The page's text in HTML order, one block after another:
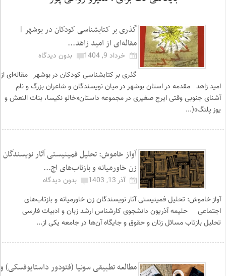
گذری بر کتابشناسی کودکان در بوشهر |
مقاله‌ای از امید زاهد...
خرداد 9, 1404
بدون دیدگاه
گذری بر کتابشناسی کودکان در بوشهر مقاله‌ای از
امید زاهد مقدمه در استان بوشهر در میان نویسندگان و شاعران بزرگ و نام
آشنای جنوبی وقتی ایرج صغیری در مجموعه داستان«خالو نکیسا، بنات النعش و
یوز پلنگ»(...
آواز خاموش: تحلیل فمینیستی آثار نویسندگان
زن خاورمیانه و بازتاب‌های اج...
آذر 13, 1403
بدون دیدگاه
آواز خاموش: تحلیل فمینیستی آثار نویسندگان زن خاورمیانه و بازتاب‌های
اجتماعی حلیمه آذریون دانشجوی کارشناس ارشد زبان و ادبیات فارسی
تحلیل بازتاب مسائل زنان و حقوق و جایگاه آن‌ها در جامعه یکی از...
مطالعه تطبیقی سونیا (فئودور داستایوفسکی) و